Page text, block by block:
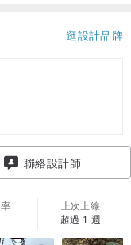
逛設計品牌
聯絡設計師
上次上線
超過 1 週